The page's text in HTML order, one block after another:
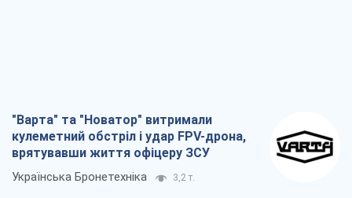
"Варта" та "Новатор" витримали
кулеметний обстріл і удар FPV-дрона,
врятувавши життя офіцеру ЗСУ
Українська Бронетехніка 3,2 т.